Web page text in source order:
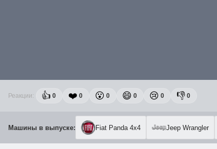
Реакции: 👍 0 ❤️ 0 😮 0 😄 0 😢 0 👎 0
Машины в выпуске: Fiat Panda 4x4 Jeep Wrangler